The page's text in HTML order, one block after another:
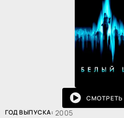
СМОТРЕТЬ
ГОД ВЫПУСКА: 2005